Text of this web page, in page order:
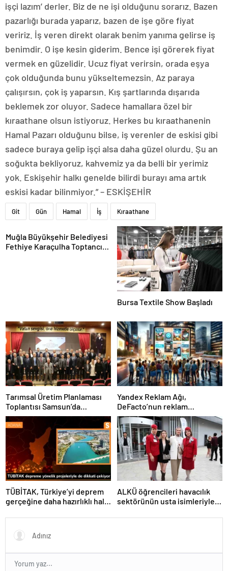
işçi lazım’ derler. Biz de ne işi olduğunu sorarız. Bazen
pazarlığı burada yaparız, bazen de işe göre fiyat
veririz. İş veren direkt olarak benim yanıma gelirse iş
benimdir. O işe kesin giderim. Bence işi görerek fiyat
vermek en güzelidir. Ucuz fiyat verirsin, orada eşya
çok olduğunda bunu yükseltemezsin. Az paraya
çalışırsın, çok iş yaparsın. Kış şartlarında dışarıda
beklemek zor oluyor. Sadece hamallara özel bir
kıraathane olsun istiyoruz. Herkes bu kıraathanenin
Hamal Pazarı olduğunu bilse, iş verenler de eskisi gibi
sadece buraya gelip işçi alsa daha güzel olurdu. Şu an
soğukta bekliyoruz, kahvemiz ya da belli bir yerimiz
yok. Eskişehir halkı genelde bilirdi burayı ama artık
eskisi kadar bilinmiyor.” – ESKİŞEHİR
Git Gün Hamal İş Kıraathane
Muğla Büyükşehir Belediyesi
Fethiye Karaçulha Toptancı
Bursa Textile Show Başladı
Tarımsal Üretim Planlaması
Toplantısı Samsun’da
Gerçekleştirildi
Yandex Reklam Ağı,
DeFacto’nun reklam
başarısında kritik bir rol
oynadı
TÜBİTAK, Türkiye’yi deprem
gerçeğine daha hazırlıklı hale
ALKÜ öğrencileri havacılık
sektörünün usta isimleriyle